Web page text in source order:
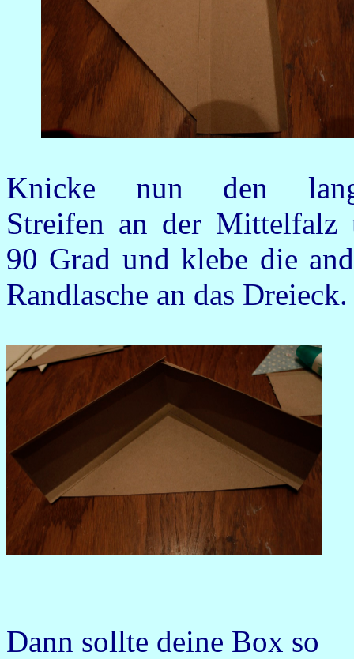
Knicke nun den
Streifen an der Mittelfalz
90 Grad und klebe die
Randlasche an das Dreieck.
Dann sollte deine Box so